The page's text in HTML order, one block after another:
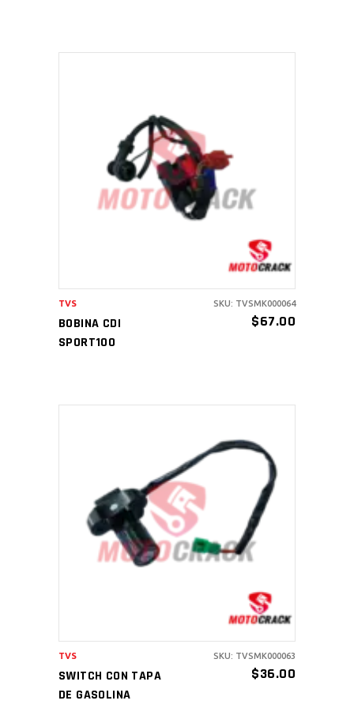
AÑADIR AL CARRITO
BOBINA CDI
SPORT100
$67.00
TVS SKU: TVSMK000064
AÑADIR AL CARRITO
SWITCH CON TAPA
DE GASOLINA
$36.00
TVS SKU: TVSMK000063